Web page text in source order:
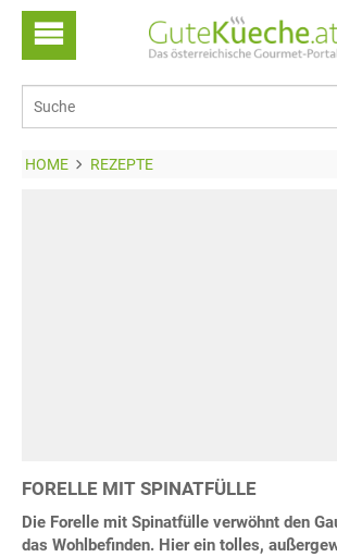
HOME REZEPTE
FORELLE MIT SPINATFÜLLE
Die Forelle mit Spinatfülle verwöhnt den
das Wohlbefinden. Hier ein tolles,